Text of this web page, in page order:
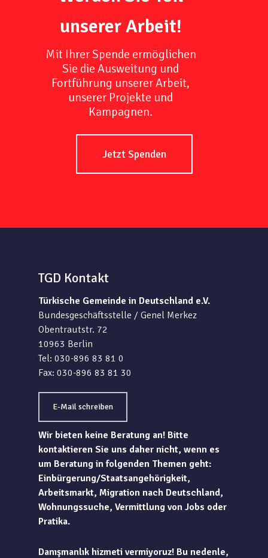
unserer Arbeit!
Mit Ihrer Spende ermöglichen
Sie die Ausweitung und
Fortführung unserer Arbeit,
unserer Projekte und
Kampagnen.
Jetzt Spenden
TGD Kontakt
Türkische Gemeinde in Deutschland e.V.
Bundesgeschäftsstelle / Genel Merkez
Obentrautstr. 72
10963 Berlin
Tel: 030-896 83 81 0
Fax: 030-896 83 81 30
E-Mail schreiben
Wir bieten keine Beratung an! Bitte
kontaktieren Sie uns daher nicht, wenn es
um Beratung in folgenden Themen geht:
Einbürgerung/Staatsangehörigkeit,
Arbeitsmarkt, Migration nach Deutschland,
Wohnungssuche, Vermittlung von Jobs oder
Pratika.
Danışmanlık hizmeti vermiyoruz! Bu nedenle,